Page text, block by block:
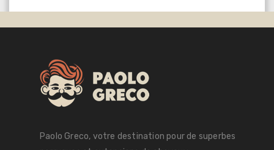
Paolo Greco, votre destination pour de superbes